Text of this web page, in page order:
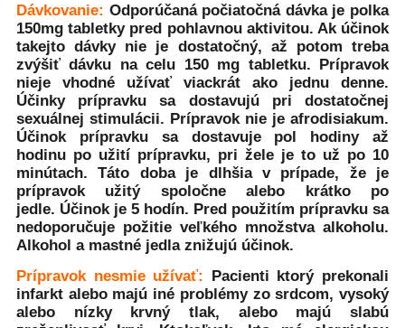
Dávkovanie: Odporúčaná počiatočná dávka je polka
150mg tabletky pred pohlavnou aktivitou. Ak účinok
takejto dávky nie je dostatočný, až potom treba
zvýšiť dávku na celu 150 mg tabletku. Prípravok
nieje vhodné užívať viackrát ako jednu denne.
Účinky prípravku sa dostavujú pri dostatočnej
sexuálnej stimulácii. Prípravok nie je afrodisiakum.
Účinok prípravku sa dostavuje pol hodiny až
hodinu po užití prípravku, pri žele je to už po 10
minútach. Táto doba je dlhšia v prípade, že je
prípravok užitý spoločne alebo krátko po
jedle. Účinok je 5 hodín. Pred použitím prípravku sa
nedoporučuje požitie veľkého množstva alkoholu.
Alkohol a mastné jedla znižujú účinok.
Prípravok nesmie užívať:
Pacienti ktorý prekonali
infarkt alebo majú iné problémy zo srdcom, vysoký
alebo nízky krvný tlak, alebo majú slabú